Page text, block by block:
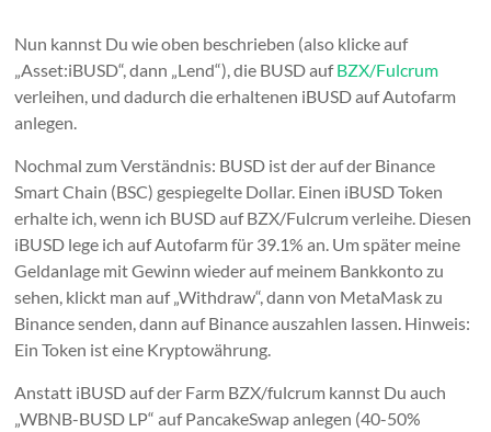
Nun kannst Du wie oben beschrieben (also klicke auf
„Asset:iBUSD“, dann „Lend“), die BUSD aufBZX/Fulcrum
verleihen, und dadurch die erhaltenen iBUSD auf Autofarm
anlegen.
Nochmal zum Verständnis: BUSD ist der auf der Binance
Smart Chain (BSC) gespiegelte Dollar. Einen iBUSD Token
erhalte ich, wenn ich BUSD auf BZX/Fulcrum verleihe. Diesen
iBUSD lege ich auf Autofarm für 39.1% an. Um später meine
Geldanlage mit Gewinn wieder auf meinem Bankkonto zu
sehen, klickt man auf „Withdraw“, dann von MetaMask zu
Binance senden, dann auf Binance auszahlen lassen. Hinweis:
Ein Token ist eine Kryptowährung.
Anstatt iBUSD auf der Farm BZX/fulcrum kannst Du auch
„WBNB-BUSD LP“ auf PancakeSwap anlegen (40-50%